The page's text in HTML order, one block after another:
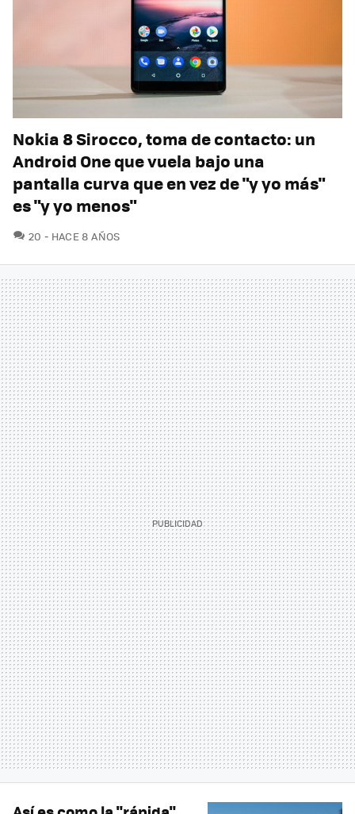
Nokia 8 Sirocco, toma de contacto: un
Android One que vuela bajo una
pantalla curva que en vez de "y yo más"
es "y yo menos"
20 COMENTARIOS
HACE 8 AÑOS